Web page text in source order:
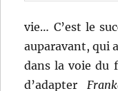
vie… C’est le
auparavant, qui
dans la voie du
d’adapter